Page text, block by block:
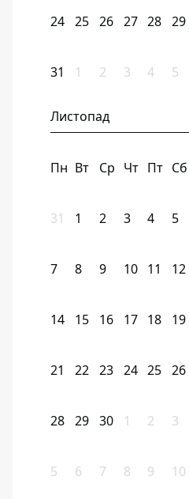
24 25 26 27 28 29
31 1 2 3 4 5
Листопад
Пн Вт Ср Чт Пт Сб
31 1 2 3 4 5
7 8 9 10 11 12
14 15 16 17 18 19
21 22 23 24 25 26
28 29 30 1 2 3
5 6 7 8 9 10